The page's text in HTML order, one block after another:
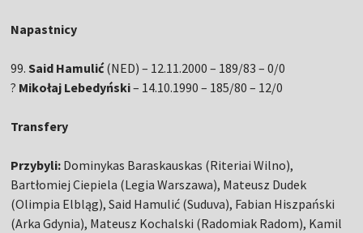
Napastnicy
99.Said Hamulić(NED) – 12.11.2000 – 189/83 – 0/0
? Mikołaj Lebedyński– 14.10.1990 – 185/80 – 12/0
Transfery
Przybyli: Dominykas Baraskauskas (Riteriai Wilno),
Bartłomiej Ciepiela (Legia Warszawa), Mateusz Dudek
(Olimpia Elbląg), Said Hamulić (Suduva), Fabian Hiszpański
(Arka Gdynia), Mateusz Kochalski (Radomiak Radom), Kamil